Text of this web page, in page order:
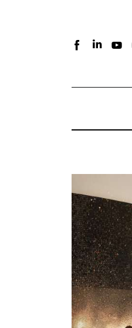
Atlante dei masters